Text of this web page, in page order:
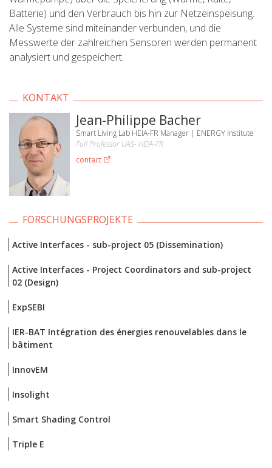
Batterie) und den Verbrauch bis hin zur Netzeinspeisung.
Alle Systeme sind miteinander verbunden, und die
Messwerte der zahlreichen Sensoren werden permanent
analysiert und gespeichert.
KONTAKT
Jean-Philippe Bacher
Smart Living Lab HEIA-FR Manager | ENERGY Institute
Full Professor UAS- HEIA-FR
contact
FORSCHUNGSPROJEKTE
Active Interfaces - sub-project 05 (Dissemination)
Active Interfaces - Project Coordinators and sub-project
02 (Design)
ExpSEBI
IER-BAT Intégration des énergies renouvelables dans le
bâtiment
InnovEM
Insolight
Smart Shading Control
Triple E